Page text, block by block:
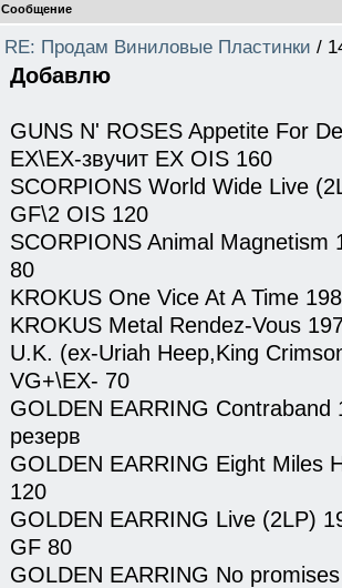
Сообщение
RE: Продам Виниловые Пластинки /
Добавлю
GUNS N' ROSES Appetite For
EX\EX-звучит EX OIS 160
SCORPIONS World Wide Live
GF\2 OIS 120
SCORPIONS Animal
80
KROKUS One Vice At A Time
KROKUS Metal Rendez-Vous
U.K. (ex-Uriah Heep,King
VG+\EX- 70
GOLDEN EARRING
резерв
GOLDEN EARRING Eight Miles
120
GOLDEN EARRING Live (2LP)
GF 80
GOLDEN EARRING No